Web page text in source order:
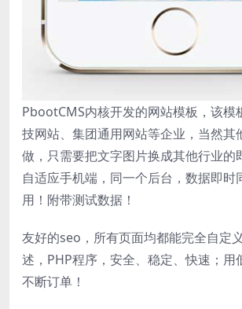
PbootCMS内核开发的网站模板，该模
技网站、集团通用网站等企业，当然其
做，只需要把文字图片换成其他行业的
自适应手机端，同一个后台，数据即时
用！附带测试数据！
友好的seo，所有页面均都能完全自定
述，PHP程序，安全、稳定、快速；用
不断订单！